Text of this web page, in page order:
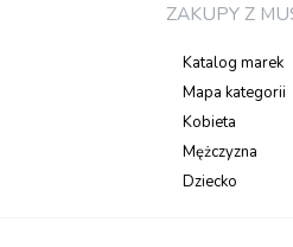
ZAKUPY Z
Katalog marek
Mapa kategorii
Kobieta
Mężczyzna
Dziecko